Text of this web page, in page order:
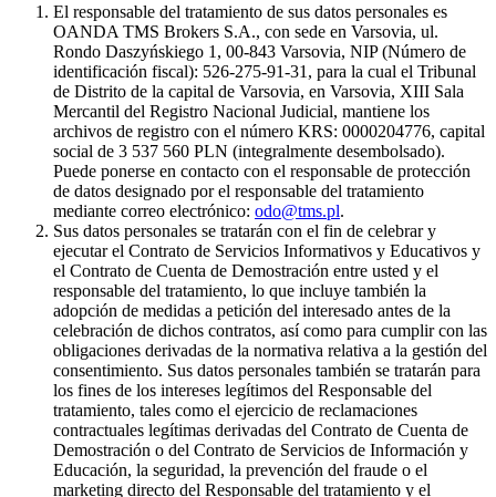
El responsable del tratamiento de sus datos personales es
OANDA TMS Brokers S.A., con sede en Varsovia, ul.
Rondo Daszyńskiego 1, 00-843 Varsovia, NIP (Número de
identificación fiscal): 526-275-91-31, para la cual el Tribunal
de Distrito de la capital de Varsovia, en Varsovia, XIII Sala
Mercantil del Registro Nacional Judicial, mantiene los
archivos de registro con el número KRS: 0000204776, capital
social de 3 537 560 PLN (integralmente desembolsado).
Puede ponerse en contacto con el responsable de protección
de datos designado por el responsable del tratamiento
mediante correo electrónico: odo@tms.pl.
Sus datos personales se tratarán con el fin de celebrar y
ejecutar el Contrato de Servicios Informativos y Educativos y
el Contrato de Cuenta de Demostración entre usted y el
responsable del tratamiento, lo que incluye también la
adopción de medidas a petición del interesado antes de la
celebración de dichos contratos, así como para cumplir con las
obligaciones derivadas de la normativa relativa a la gestión del
consentimiento. Sus datos personales también se tratarán para
los fines de los intereses legítimos del Responsable del
tratamiento, tales como el ejercicio de reclamaciones
contractuales legítimas derivadas del Contrato de Cuenta de
Demostración o del Contrato de Servicios de Información y
Educación, la seguridad, la prevención del fraude o el
marketing directo del Responsable del tratamiento y el